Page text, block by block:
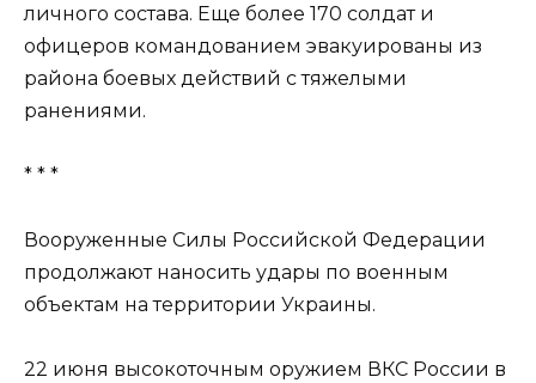
личного состава. Еще более 170 солдат и
офицеров командованием эвакуированы из
района боевых действий с тяжелыми
ранениями.
* * *
Вооруженные Силы Российской Федерации
продолжают наносить удары по военным
объектам на территории Украины.
22 июня высокоточным оружием ВКС России в